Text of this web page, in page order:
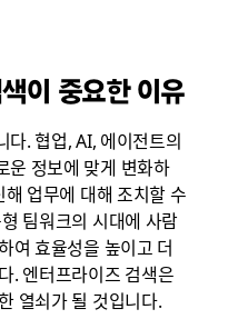
이 중요한 이유
다. 협업, AI, 에이전트의
운 정보에 맞게 변화하
업무에 대해 조치할 수
팀워크의 시대에 사람
여 효율성을 높이고 더
. 엔터프라이즈 검색은
열쇠가 될 것입니다.